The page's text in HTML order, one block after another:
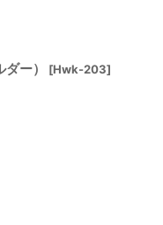
ー） [Hwk-203]